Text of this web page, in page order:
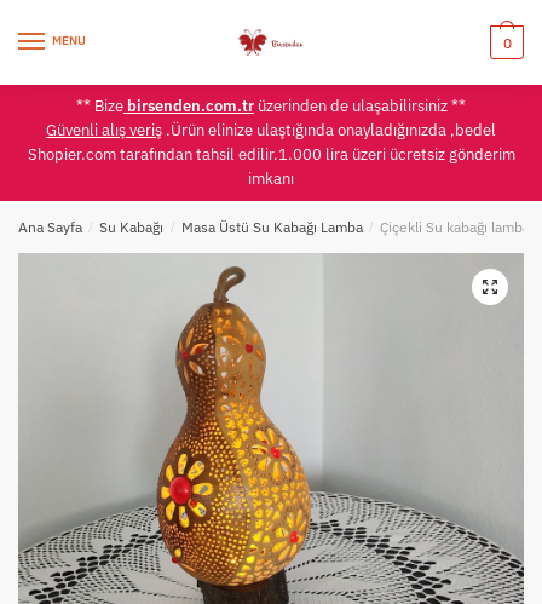
MENU 0
** Bize birsenden.com.tr üzerinden de ulaşabilirsiniz **
Güvenli alış veriş .Ürün elinize ulaştığında onayladığınızda ,bedel
Shopier.com tarafından tahsil edilir.1.000 lira üzeri ücretsiz gönderim
imkanı
Ana Sayfa / Su Kabağı / Masa Üstü Su Kabağı Lamba / Çiçekli Su kabağı lamba